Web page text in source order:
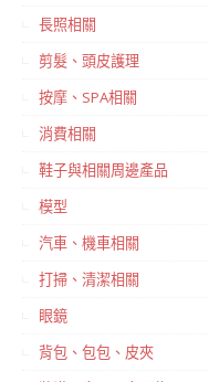
長照相關
剪髮、頭皮護理
按摩、SPA相關
消費相關
鞋子與相關周邊產品
模型
汽車、機車相關
打掃、清潔相關
眼鏡
背包、包包、皮夾